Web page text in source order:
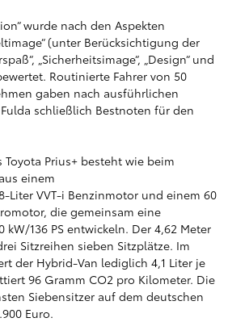
wurde nach den Aspekten
(unter Berücksichtigung der
„Sicherheitsimage“, „Design“ und
Routinierte Fahrer von 50
gaben nach ausführlichen
schließlich Bestnoten für den
Prius+ besteht wie beim
einem
Liter VVT-i Benzinmotor und einem 60
die gemeinsam eine
kW/136 PS entwickeln. Der 4,62 Meter
Sitzreihen sieben Sitzplätze. Im
der Hybrid-Van lediglich 4,1 Liter je
96 Gramm CO2 pro Kilometer. Die
Siebensitzer auf dem deutschen
Euro.